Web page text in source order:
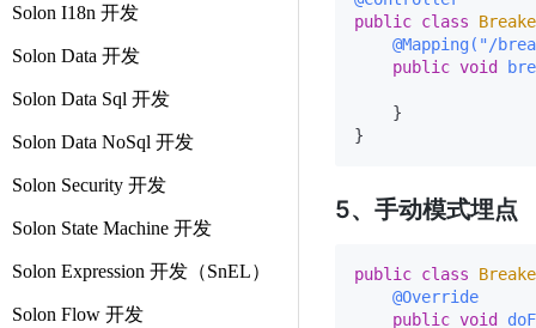
Solon I18n 开发
Solon Data 开发
Solon Data Sql 开发
Solon Data NoSql 开发
Solon Security 开发
Solon State Machine 开发
Solon Expression 开发（SnEL）
Solon Flow 开发
public class
@Mapping("/
public void
    }
5、手动模式埋点
public class
@Override
public void